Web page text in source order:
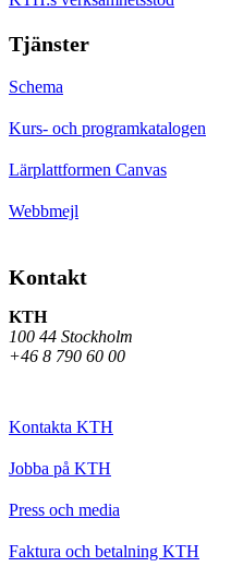
Tjänster
Schema
Kurs- och programkatalogen
Lärplattformen Canvas
Webbmejl
Kontakt
KTH
100 44 Stockholm
+46 8 790 60 00
Kontakta KTH
Jobba på KTH
Press och media
Faktura och betalning KTH